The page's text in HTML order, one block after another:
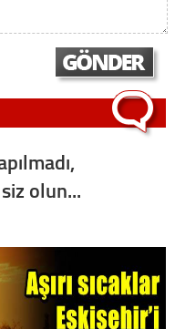
olun...